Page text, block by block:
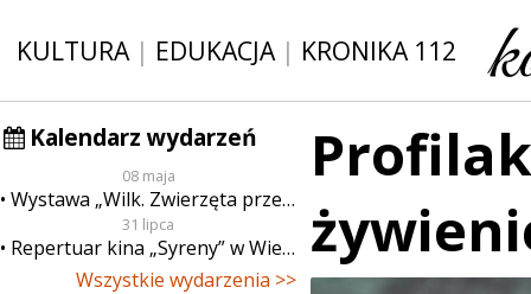
KULTURA| EDUKACJA| KRONIKA 112
Kalendarz wydarzeń
08 maja
Wystawa „Wilk. Zwierzęta przeklęte”
31 lipca
Repertuar kina „Syreny” w Wieluniu w dn. od 31 lipca do 6 sierpnia
Wszystkie wydarzenia >>